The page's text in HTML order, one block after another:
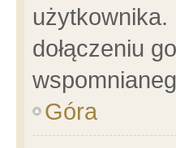
użytkownika.
dołączeniu
Góra